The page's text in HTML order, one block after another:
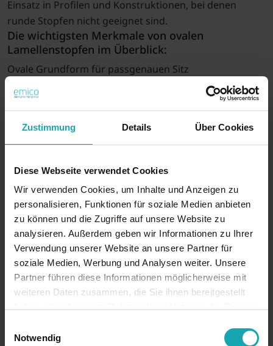
Zustimmung Details Über Cookies
Diese Webseite verwendet Cookies
Wir verwenden Cookies, um Inhalte und Anzeigen zu
personalisieren, Funktionen für soziale Medien anbieten
zu können und die Zugriffe auf unsere Website zu
analysieren. Außerdem geben wir Informationen zu Ihrer
Verwendung unserer Website an unsere Partner für
soziale Medien, Werbung und Analysen weiter. Unsere
Partner führen diese Informationen möglicherweise mit
weiteren Daten zusammen, die Sie ihnen bereitgestellt
Notwendig
Einsatz in Profilen und Konstruktionen, bei denen
runde Stopfen nicht geeignet sind.
Die wichtigsten Merkmale von ovalen
Lamellenstopfen im Überblick:
Ovale Grundform für passgenauen Sitz
Flexible Lamellen für sicheren Halt
Einfache Montage durch Eindrücken
In verschiedenen Größen verfügbar
Schutz vor Verschmutzung und Feuchtigkeit
Optisch ansprechender Abschluss
Der Grundkörper der ovalen Lamellenstopfen besteht
aus dem stabilen Kunststoff Polyethylen (PE). Am
Umfang sind flexible Lamellen angeordnet, die sich
beim Einsetzen elastisch verformen. Durch den
Rückstelleffekt der Lamellen entsteht eine
Klemmwirkung, die den Stopfen sicher in der Öffnung
hält.
Die ovale Form des Grundkörpers entspricht dabei dem
Querschnitt der zu verschließenden Öffnung. Dies
gewährleistet einen passgenauen Sitz ohne störende